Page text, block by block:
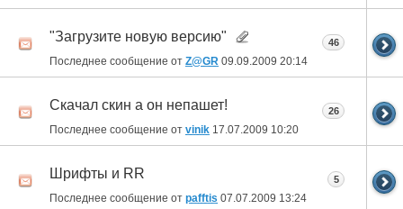
"Загрузите новую версию"
Последнее сообщение от Z@GR 09.09.2009 20:14
46
Скачал скин а он непашет!
Последнее сообщение от vinik 17.07.2009 10:20
26
Шрифты и RR
Последнее сообщение от pafftis 07.07.2009 13:24
5